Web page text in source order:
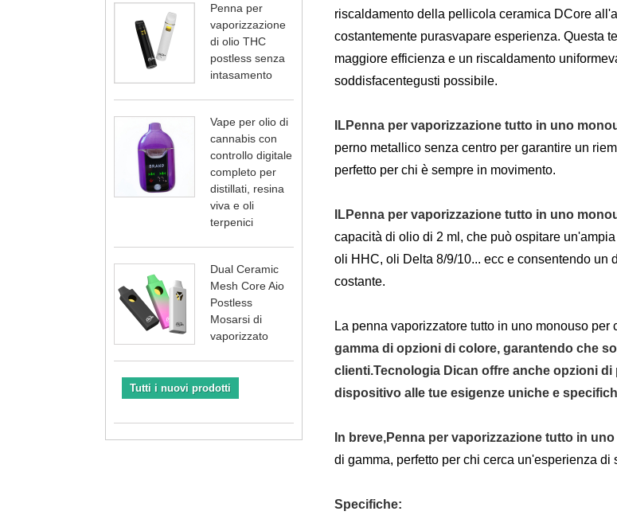
Penna per
vaporizzazione
di olio THC
postless senza
intasamento
Vape per olio di
cannabis con
controllo digitale
completo per
distillati, resina
viva e oli
terpenici
Dual Ceramic
Mesh Core Aio
Postless
Mosarsi di
vaporizzato
Tutti i nuovi prodotti
riscaldamento della pellicola ceramica DCore
costantemente purasvapareesperienza. Questa
maggiore efficienza e un riscaldamento uniforme
soddisfacentegusti possibile.
ILPenna per vaporizzazione tutto in uno
perno metallico senza centro per garantire un
perfetto per chi è sempre in movimento.
ILPenna per vaporizzazione tutto in uno
capacità di olio di 2 ml, che può ospitare
oli HHC, oli Delta 8/9/10... ecce consentendo un
costante.
La penna vaporizzatore tutto in uno monouso per
gamma di opzioni di colore, garantendo che
clienti.Tecnologia Dican offre anche opzioni di
dispositivo alle tue esigenze uniche e
In breve,Penna per vaporizzazione tutto in
di gamma, perfetto per chi cerca un'esperienza
Specifiche: